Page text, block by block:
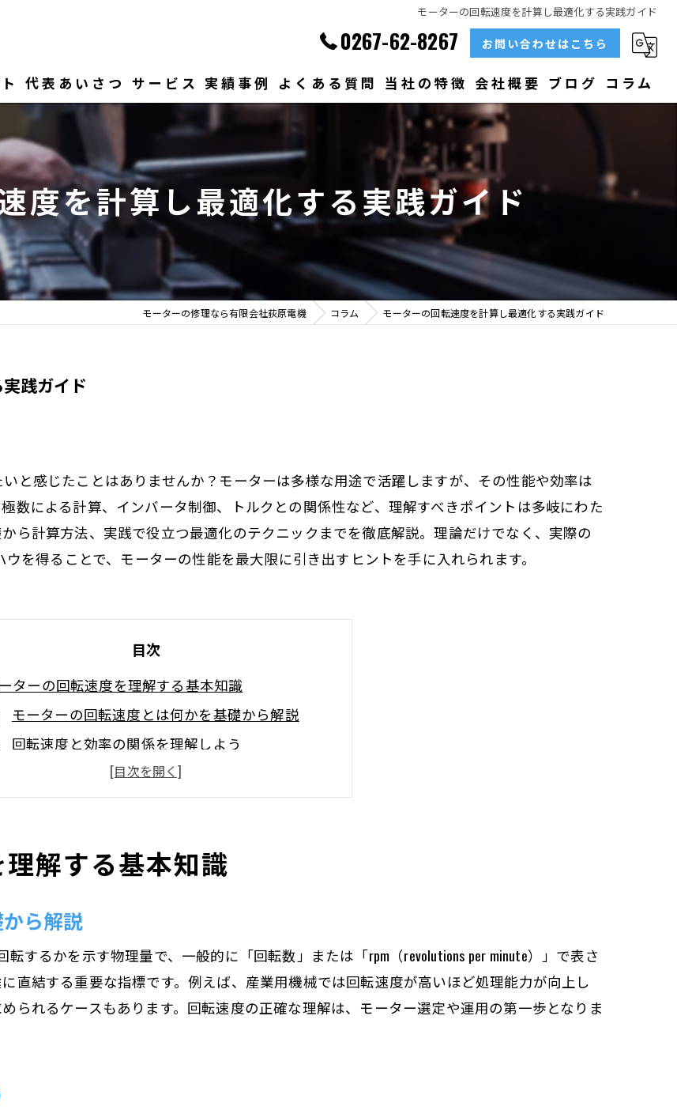
モーターの回転速度を計算し最適化する実践ガイド
0267-62-8267 お問い合わせはこちら
代表あいさつ サービス 実績事例 よくある質問 当社の特徴
ベアリング
大型
メンテナンス
販売
会社概要 ブログ コラム
度を計算し最適化する実践ガイド
モーターの修理なら有限会社荻原電機 コラム モーターの回転速度を計算し最適化する実践ガイド
践ガイド
と感じたことはありませんか？モーターは多様な用途で活躍しますが、その性能や効率は
数による計算、インバータ制御、トルクとの関係性など、理解すべきポイントは多岐にわた
ら計算方法、実践で役立つ最適化のテクニックまでを徹底解説。理論だけでなく、実際の
を得ることで、モーターの性能を最大限に引き出すヒントを手に入れられます。
目次
ターの回転速度を理解する基本知識
モーターの回転速度とは何かを基礎から解説
回転速度と効率の関係を理解しよう
モーター回転数の単位と意味を正しく知る
モーターの回転数を用途別に比較してみる
効率的なモーター選びに回転速度を活かす
モーター回転速度の計算式を分かりやすく紹介
モーター回転数の計算手順と注意点を解説
回転速度の計算に使う主要なパラメータとは
モーター回転数から速度を求める実践テクニック
ター回転数と周波数の関係を探る
解する基本知識
ら解説
するかを示す物理量で、一般的に「回転数」または「rpm（revolutions per minute）」で表さ
直結する重要な指標です。例えば、産業用機械では回転速度が高いほど処理能力が向上し
られるケースもあります。回転速度の正確な理解は、モーター選定や運用の第一歩となりま